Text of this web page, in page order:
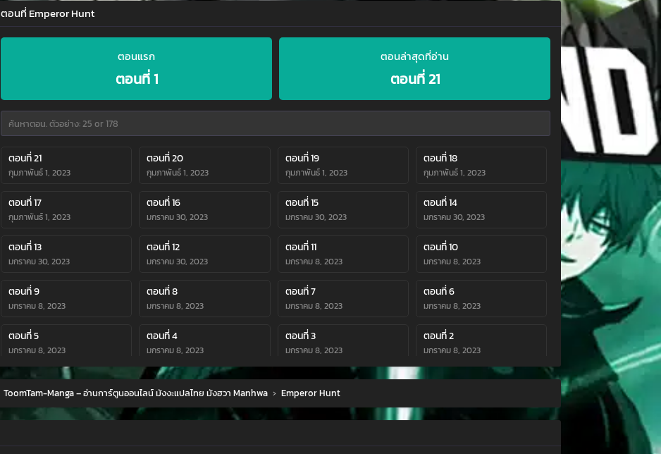
ตอนที่ Emperor Hunt
ตอนแรก
ตอนที่ 1
ตอนล่าสุดที่อ่าน
ตอนที่ 21
ตอนที่ 21
กุมภาพันธ์ 1, 2023
ตอนที่ 20
กุมภาพันธ์ 1, 2023
ตอนที่ 19
กุมภาพันธ์ 1, 2023
ตอนที่ 18
กุมภาพันธ์ 1, 2023
ตอนที่ 17
กุมภาพันธ์ 1, 2023
ตอนที่ 16
มกราคม 30, 2023
ตอนที่ 15
มกราคม 30, 2023
ตอนที่ 14
มกราคม 30, 2023
ตอนที่ 13
มกราคม 30, 2023
ตอนที่ 12
มกราคม 30, 2023
ตอนที่ 11
มกราคม 8, 2023
ตอนที่ 10
มกราคม 8, 2023
ตอนที่ 9
มกราคม 8, 2023
ตอนที่ 8
มกราคม 8, 2023
ตอนที่ 7
มกราคม 8, 2023
ตอนที่ 6
มกราคม 8, 2023
ตอนที่ 5
มกราคม 8, 2023
ตอนที่ 4
มกราคม 8, 2023
ตอนที่ 3
มกราคม 8, 2023
ตอนที่ 2
มกราคม 8, 2023
ตอนที่ 1
มกราคม 8, 2023
ToomTam-Manga – อ่านการ์ตูนออนไลน์ มังงะแปลไทย มังฮวา Manhwa › Emperor Hunt